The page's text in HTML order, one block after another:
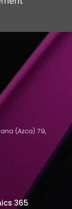
(Azca) 79,
365